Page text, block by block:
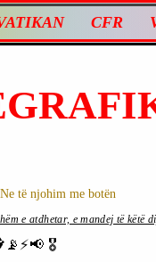
CFR
| Ne të njohim me botën
🎖
e atdhetar, e mandej të këtë